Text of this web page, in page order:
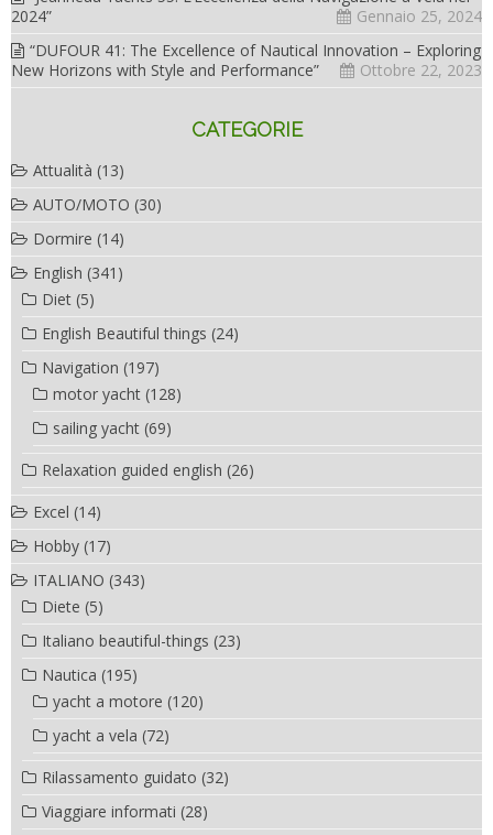
2024”
Gennaio 25, 2024
“DUFOUR 41: The Excellence of Nautical Innovation – Exploring
New Horizons with Style and Performance”
Ottobre 22, 2023
CATEGORIE
Attualità (13)
AUTO/MOTO (30)
Dormire (14)
English (341)
Diet (5)
English Beautiful things (24)
Navigation (197)
motor yacht (128)
sailing yacht (69)
Relaxation guided english (26)
Excel (14)
Hobby (17)
ITALIANO (343)
Diete (5)
Italiano beautiful-things (23)
Nautica (195)
yacht a motore (120)
yacht a vela (72)
Rilassamento guidato (32)
Viaggiare informati (28)